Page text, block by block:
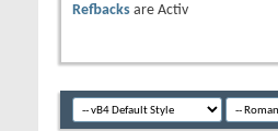
Refbacks are Activ